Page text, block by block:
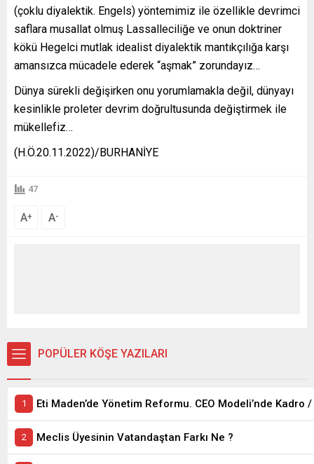
(çoklu diyalektik. Engels) yöntemimiz ile özellikle devrimci
saflara musallat olmuş Lassalleciliğe ve onun doktriner
kökü Hegelci mutlak idealist diyalektik mantıkçılığa karşı
amansızca mücadele ederek “aşmak” zorundayız…
Dünya sürekli değişirken onu yorumlamakla değil, dünyayı
kesinlikle proleter devrim doğrultusunda değiştirmek ile
mükellefiz…
(H.Ö.20.11.2022)/BURHANİYE
47
A+ A-
POPÜLER KÖŞE YAZILARI
Meclis Üyesinin Vatandaştan Farkı Ne ?